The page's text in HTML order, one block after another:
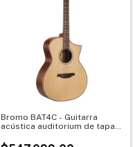
Bromo BAT4C - Guitarra
acústica auditorium de tapa
BAT4C